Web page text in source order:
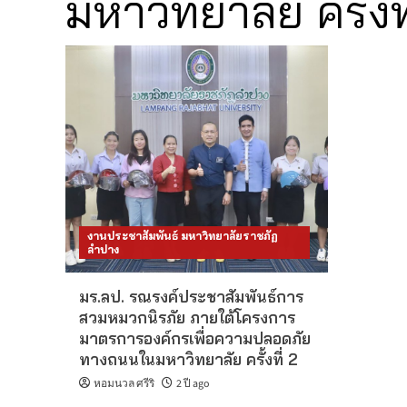
งานประชาสัมพันธ์ มหาวิทยาลัยราชภัฏ
ลำปาง
มร.ลป. รณรงค์ประชาสัมพันธ์การ
สวมหมวกนิรภัย ภายใต้โครงการ
มาตรการองค์กรเพื่อความปลอดภัย
ทางถนนในมหาวิทยาลัย ครั้งที่ 2
หอมนวล ศรีริ 2 ปี ago